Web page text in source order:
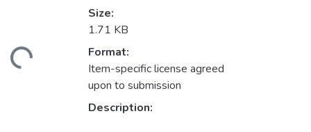
Size:
1.71 KB
Format:
Item-specific license agreed
upon to submission
Description: